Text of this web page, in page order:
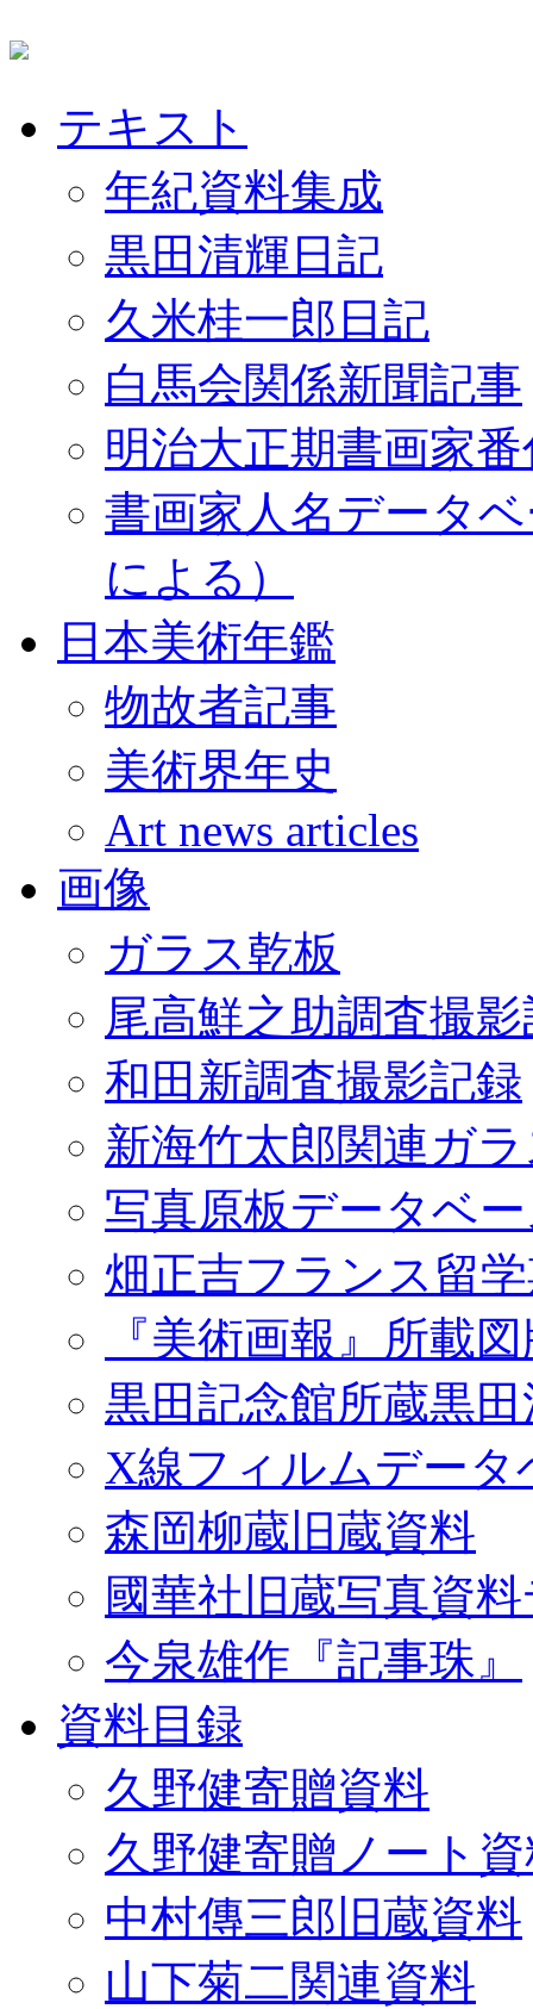
テキスト
年紀資料集成
黒田清輝日記
久米桂一郎日記
白馬会関係新聞記事
明治大正期書画家
書画家人名データ
による）
日本美術年鑑
物故者記事
美術界年史
Art news articles
画像
ガラス乾板
尾高鮮之助調査撮
和田新調査撮影記録
新海竹太郎関連ガ
写真原板データベ
畑正吉フランス留
『美術画報』所載
黒田記念館所蔵黒
X線フィルムデータ
森岡柳蔵旧蔵資料
國華社旧蔵写真資
今泉雄作『記事珠』
資料目録
久野健寄贈資料
久野健寄贈ノート
中村傳三郎旧蔵資料
山下菊二関連資料